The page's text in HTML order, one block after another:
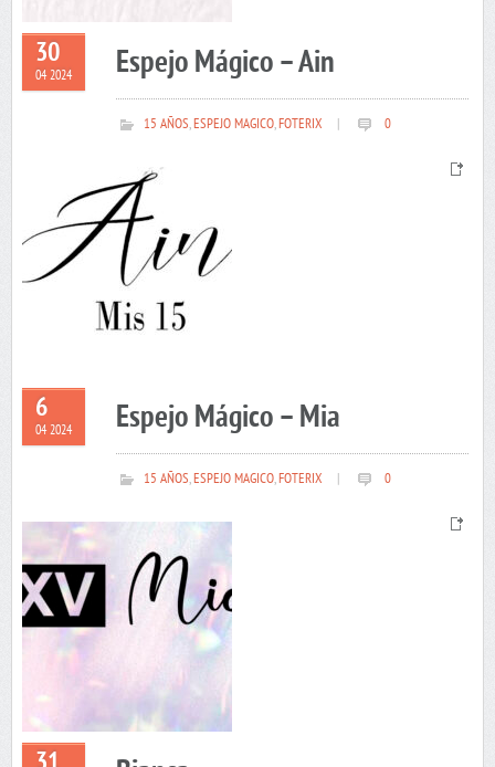
30
04 2024 Espejo Mágico – Ain
15 AÑOS,ESPEJO MAGICO,FOTERIX 0
6
04 2024 Espejo Mágico – Mia
15 AÑOS,ESPEJO MAGICO,FOTERIX 0